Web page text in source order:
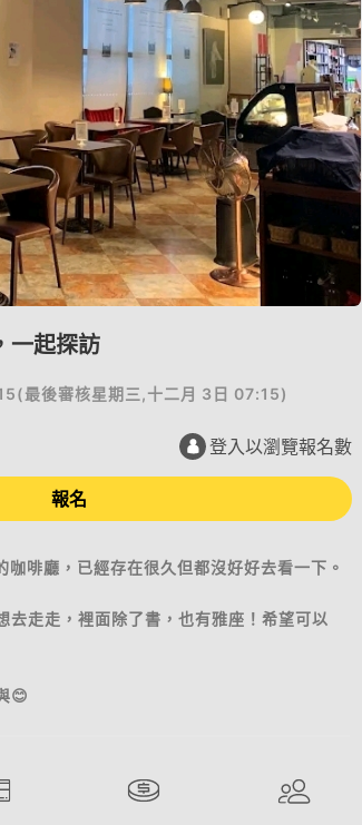
一起探訪
(最後審核星期三,十二月 3日 07:15)
登入以瀏覽報名數
報名
咖啡廳，已經存在很久但都沒好好去看一下。
去走走，裡面除了書，也有雅座！希望可以
😊